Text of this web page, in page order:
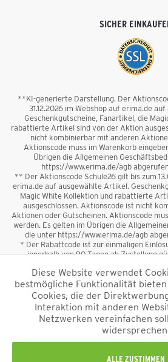
SICHER
**KI-generierte Darstellung. Der
31.12.2026 im Webshop auf erima.de
Geschenkgutscheine, Fanartikel, die
rabattierte Artikel sind von der Aktion
nicht kombinierbar mit anderen
Aktionscode muss im Warenkorb
Übrigen die Allgemeinen
https://www.erima.de/agb
** Der Aktionscode Schule26 gilt bis zum
erima.de auf ausgewählte Artikel.
Magic White Kollektion und rabattierte
ausgeschlossen. Aktionscode ist nicht
Aktionen oder Gutscheinen. Aktionscode
werden. Es gelten im Übrigen die
die unter https://www.erima.de/agb
* Der Rabattcode ist zur einmaligen
innerhalb von 90 Tagen ab Zustellung
sowie Geschenkgutscheine sind vom
Rabattcode ist nicht mit anderen
kombinierbar. Der
*Alle Preise verstehen sich inkl.
und ggf.
beschrieben.
Diese Website verwendet
bestmögliche Funktionalität
Cookies, die der
Interaktion mit anderen
Netzwerken vereinfachen